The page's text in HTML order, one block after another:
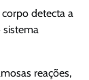
detecta a
sistema
reações,